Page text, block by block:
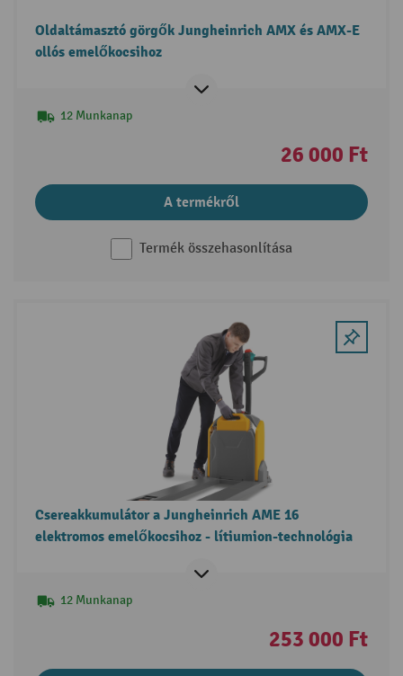
Oldaltámasztó görgők Jungheinrich AMX és AMX-E
ollós emelőkocsihoz
12 Munkanap
26 000 Ft
A termékről
Termék összehasonlítása
Csereakkumulátor a Jungheinrich AME 16
elektromos emelőkocsihoz - lítiumion-technológia
12 Munkanap
253 000 Ft